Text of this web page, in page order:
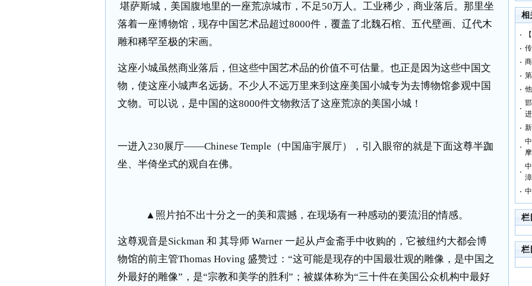
堪萨斯城，美国腹地里的一座荒凉城市，不足50万人。工业稀少，商业落后。那里坐
落着一座博物馆，现存中国艺术品超过8000件，覆盖了北魏石棺、五代壁画、辽代木
雕和稀罕至极的宋画。
这座小城虽然商业落后，但这些中国艺术品的价值不可估量。也正是因为这些中国文
物，使这座小城声名远扬。不少人不远万里来到这座美国小城专为去博物馆参观中国
文物。可以说，是中国的这8000件文物救活了这座荒凉的美国小城！
一进入230展厅——Chinese Temple（中国庙宇展厅），引入眼帘的就是下面这尊半跏
坐、半倚坐式的观自在佛。
▲照片拍不出十分之一的美和震撼，在现场有一种感动的要流泪的情感。
这尊观音是Sickman 和 其导师 Warner 一起从卢金斋手中收购的，它被纽约大都会博
物馆的前主管Thomas Hoving 盛赞过：“这可能是现存的中国最壮观的雕像，是中国之
外最好的雕像”，是“宗教和美学的胜利”；被媒体称为“三十件在美国公众机构中最好
相
栏
栏